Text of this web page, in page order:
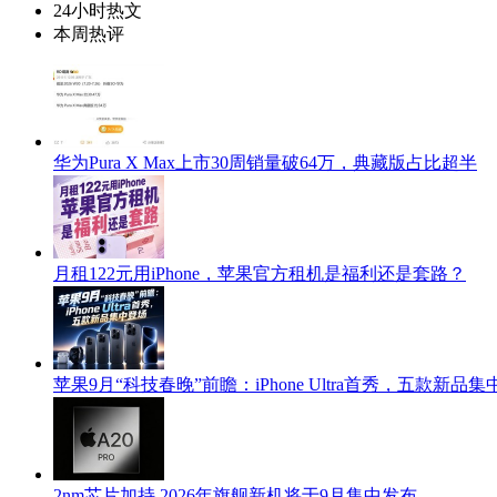
24小时热文
本周热评
华为Pura X Max上市30周销量破64万，典藏版占比超半
月租122元用iPhone，苹果官方租机是福利还是套路？
苹果9月“科技春晚”前瞻：iPhone Ultra首秀，五款新品集